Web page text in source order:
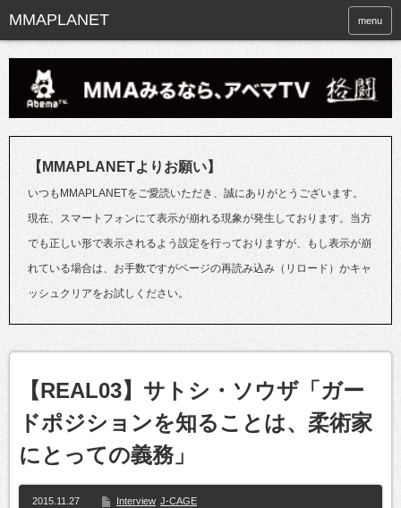
menu
【MMAPLANETよりお願い】
いつもMMAPLANETをご愛読いただき、誠にありがとうございます。
現在、スマートフォンにて表示が崩れる現象が発生しております。当方
でも正しい形で表示されるよう設定を行っておりますが、もし表示が崩
れている場合は、お手数ですがページの再読み込み（リロード）かキャ
ッシュクリアをお試しください。
【REAL03】サトシ・ソウザ「ガー
ドポジションを知ることは、柔術家
にとっての義務」
2015.11.27 Interview J-CAGE